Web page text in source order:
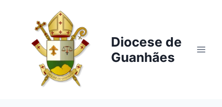
Conteúdo
Diocese de
Guanhães